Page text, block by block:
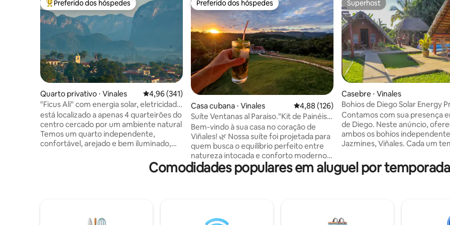
Entre os melhores preferidos dos hóspedes
Preferido dos hóspedes
Quarto privativo ⋅ Vinales 4,96 de uma avaliação média de 5, 341 avaliações
4,96 (341)
"Ficus Ali" com energia solar, eletricidade
24h e Wi-Fi
está localizado a apenas 4 quarteirões do
centro cercado por um ambiente natural
Temos um quarto independente,
confortável, arejado e bem iluminado,
Oferecemos um delicioso café da manhã
por cinco cuc por pessoa (gratuito para
caminhando ou andando a cavalo; visitas
Preferido dos hóspedes
Preferido dos hóspedes
Casa cubana ⋅ Vinales 4,88 de uma avaliação média de 5, 126
4,88 (126)
Suíte Ventanas al Paraiso."Kit de Painéis
Solares + Wi-Fi"
​Bem-vindo à sua casa no coração de
Viñales! 🌿 ​Nossa suíte foi projetada para
quem busca o equilíbrio perfeito entre
natureza intocada e conforto moderno.
Localizado em uma área tranquila, mas a
uma curta distância do centro da cidade,
as falhas de energia: você terá
Superhost
Superhost
Casebre ⋅ Vinales
Bohios de Diego Solar Energy
Pool Viñales
Contamos com sua presença
de Diego. Neste anúncio,
ambos os bohíos
Jazmines, Viñales. Cada um
condicionado, ventilador,
mosquiteiros e entrada
reserva para ventilação e
Organizamos excursões e
Comodidades populares em aluguel por